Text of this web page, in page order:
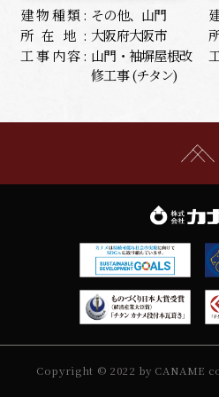
建物種類: その他、山門
所在地: 大阪府大阪市
工事内容: 山門・袖塀屋根改
修工事 (チタン)
Copyright © 2022 by CANAME